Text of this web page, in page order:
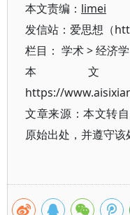
本文责编： limei
发信站：爱思想（
栏目： 学术>经济学
本
https://
文章来源：本文转
原始出处，并遵守该